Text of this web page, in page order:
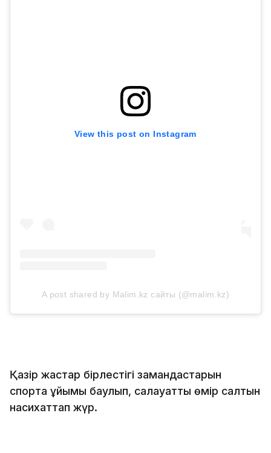
View this post on Instagram
A post shared by Malim.kz сайты (@malim.kz)
Қазір жастар бірлестігі замандастарын
спортқа ұйымы баулып, салауатты өмір салтын
насихаттап жүр.